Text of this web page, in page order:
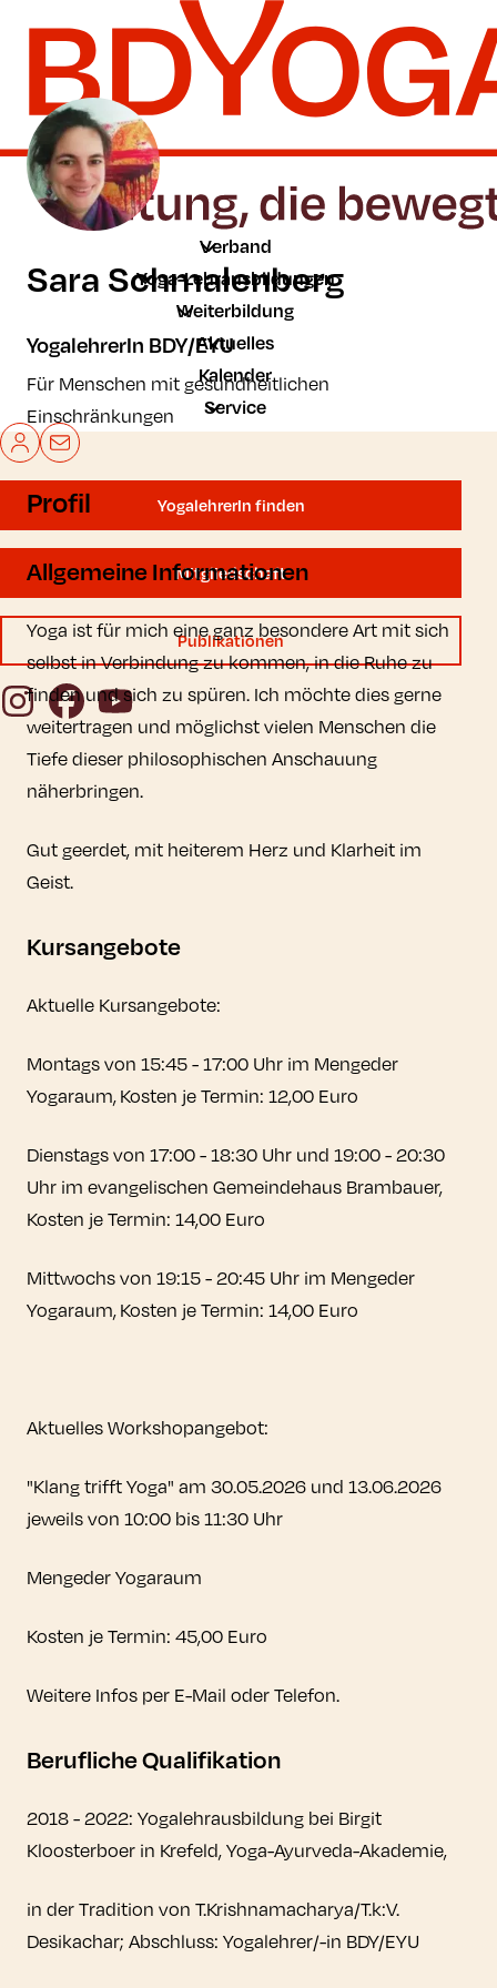
Zum Hauptinhalt der Seite springen
Zur Startseite navigieren
Verband
Yoga-Lehrausbildungen
Weiterbildung
Aktuelles
Kalender
Service
Mein BDYoga
Kontakt
YogalehrerIn finden
Mitgliedschaft
Publikationen
InstagramFacebookYouTube
Sara Schmalenberg
YogalehrerIn BDY/EYU
Für Menschen mit gesundheitlichen
Einschränkungen
Profil
Allgemeine Informationen
Yoga ist für mich eine ganz besondere Art mit sich
selbst in Verbindung zu kommen, in die Ruhe zu
finden und sich zu spüren. Ich möchte dies gerne
weitertragen und möglichst vielen Menschen die
Tiefe dieser philosophischen Anschauung
näherbringen.
Gut geerdet, mit heiterem Herz und Klarheit im
Geist.
Kursangebote
Aktuelle Kursangebote:
Montags von 15:45 - 17:00 Uhr im Mengeder
Yogaraum, Kosten je Termin: 12,00 Euro
Dienstags von 17:00 - 18:30 Uhr und 19:00 - 20:30
Uhr im evangelischen Gemeindehaus Brambauer,
Kosten je Termin: 14,00 Euro
Mittwochs von 19:15 - 20:45 Uhr im Mengeder
Yogaraum, Kosten je Termin: 14,00 Euro
Aktuelles Workshopangebot:
"Klang trifft Yoga" am 30.05.2026 und 13.06.2026
jeweils von 10:00 bis 11:30 Uhr
Mengeder Yogaraum
Kosten je Termin: 45,00 Euro
Weitere Infos per E-Mail oder Telefon.
Berufliche Qualifikation
2018 - 2022: Yogalehrausbildung bei Birgit
Kloosterboer in Krefeld, Yoga-Ayurveda-Akademie,
in der Tradition von T.Krishnamacharya/T.k:V.
Desikachar; Abschluss: Yogalehrer/-in BDY/EYU